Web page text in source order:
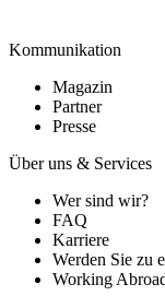
Kommunikation
Magazin
Partner
Presse
Über uns & Services
Wer sind wir?
FAQ
Karriere
Werden Sie zu
Working